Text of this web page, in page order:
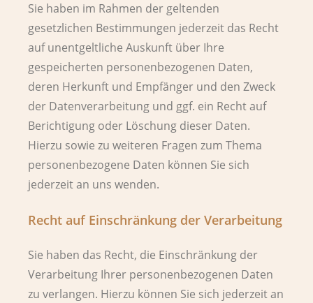
Sie haben im Rahmen der geltenden
gesetzlichen Bestimmungen jederzeit das Recht
auf unentgeltliche Auskunft über Ihre
gespeicherten personenbezogenen Daten,
deren Herkunft und Empfänger und den Zweck
der Datenverarbeitung und ggf. ein Recht auf
Berichtigung oder Löschung dieser Daten.
Hierzu sowie zu weiteren Fragen zum Thema
personenbezogene Daten können Sie sich
jederzeit an uns wenden.
Recht auf Einschränkung der Verarbeitung
Sie haben das Recht, die Einschränkung der
Verarbeitung Ihrer personenbezogenen Daten
zu verlangen. Hierzu können Sie sich jederzeit an